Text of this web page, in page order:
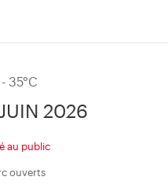
35°C
2026
au public
ouverts